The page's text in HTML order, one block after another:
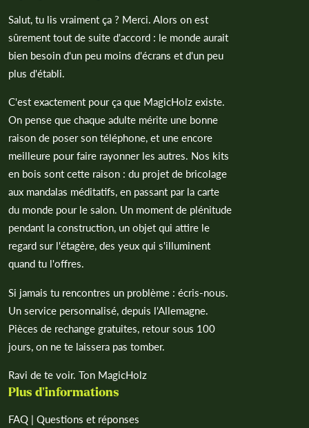
Salut, tu lis vraiment ça ? Merci. Alors on est
sûrement tout de suite d'accord : le monde aurait
bien besoin d'un peu moins d'écrans et d'un peu
plus d'établi.
C'est exactement pour ça que MagicHolz existe.
On pense que chaque adulte mérite une bonne
raison de poser son téléphone, et une encore
meilleure pour faire rayonner les autres. Nos kits
en bois sont cette raison : du projet de bricolage
aux mandalas méditatifs, en passant par la carte
du monde pour le salon. Un moment de plénitude
pendant la construction, un objet qui attire le
regard sur l'étagère, des yeux qui s'illuminent
quand tu l'offres.
Si jamais tu rencontres un problème : écris-nous.
Un service personnalisé, depuis l'Allemagne.
Pièces de rechange gratuites, retour sous 100
jours, on ne te laissera pas tomber.
Ravi de te voir. Ton MagicHolz
Plus d'informations
FAQ | Questions et réponses